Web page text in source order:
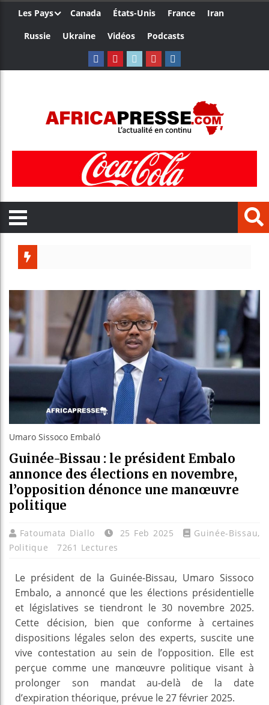
Les Pays Canada États-Unis France
Iran
Russie
Ukraine Vidéos Podcasts
Guinée
Bénin :
Umaro Sissoco Embaló
Guinée-Bissau : le président Embalo
annonce des élections en novembre,
l’opposition dénonce une manœuvre
politique
Fatoumata Diallo 25 Feb 2025 Guinée-Bissau,
Politique
7261 Lectures
Le président de la Guinée-Bissau, Umaro Sissoco
Embalo, a annoncé que les élections présidentielle
et législatives se tiendront le 30 novembre 2025.
Cette décision, bien que conforme à certaines
dispositions légales selon des experts, suscite une
vive contestation au sein de l’opposition. Elle est
perçue comme une manœuvre politique visant à
prolonger son mandat au-delà de la date
d’expiration théorique, prévue le 27 février 2025.